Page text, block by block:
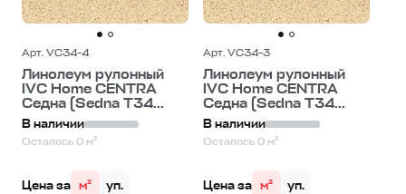
Арт. VC34-4
Линолеум рулонный
IVC Home CENTRA
Седна (Sedna T34...
В наличии
Осталось 0 м²
Цена за м² уп.
Арт. VC34-3
Линолеум рулонный
IVC Home CENTRA
Седна (Sedna T34...
В наличии
Осталось 0 м²
Цена за м² уп.